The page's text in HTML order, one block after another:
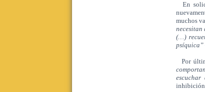
En
muchos
necesitan
(…)
psíquica”
Por
escuchar
inhibición